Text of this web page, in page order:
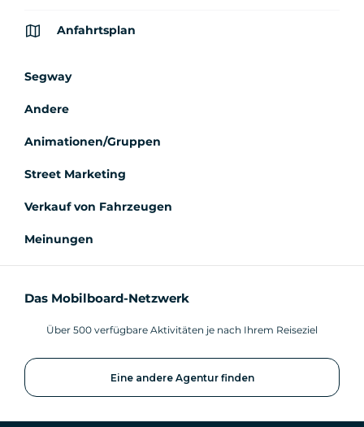
Anfahrtsplan
Segway
Andere
Animationen/Gruppen
Street Marketing
Verkauf von Fahrzeugen
Meinungen
Das Mobilboard-Netzwerk
Über 500 verfügbare Aktivitäten je nach Ihrem Reiseziel
Eine andere Agentur finden